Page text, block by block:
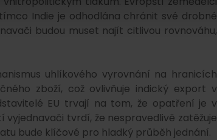
Indie je odhodlána chránit své drobné
budou muset najít citlivou rovnováhu,
uhlíkového vyrovnání na hranicích
zboží, což ovlivňuje indický export v
EU trvají na tom, že opatření je v
tvrdí, že nespravedlivě zatěžuje
bude klíčové pro hladký průběh jednání.